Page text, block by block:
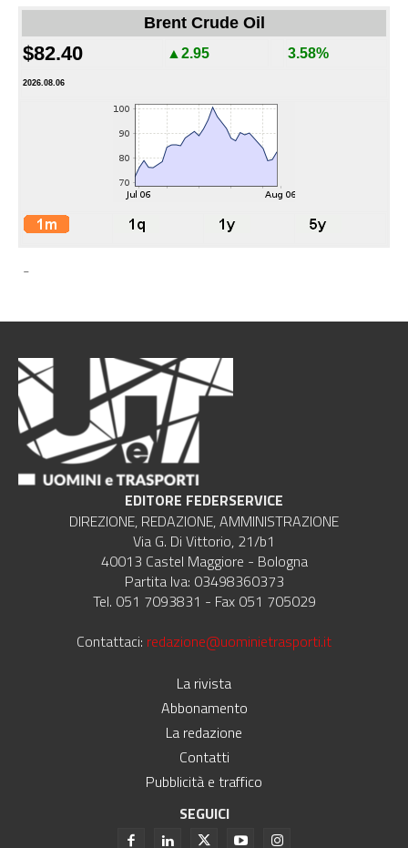
Brent Crude Oil
$82.40 ▲2.95 3.58%
2026.08.06
-
EDITORE FEDERSERVICE
DIREZIONE, REDAZIONE, AMMINISTRAZIONE
Via G. Di Vittorio, 21/b1
40013 Castel Maggiore - Bologna
Partita Iva: 03498360373
Tel. 051 7093831 - Fax 051 705029
Contattaci: redazione@uominietrasporti.it
La rivista
Abbonamento
La redazione
Contatti
Pubblicità e traffico
SEGUICI